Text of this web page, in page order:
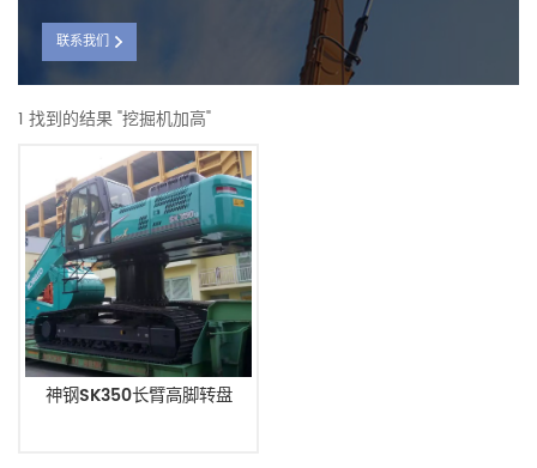
联系我们
1 找到的结果 "挖掘机加高"
神钢SK350长臂高脚转盘